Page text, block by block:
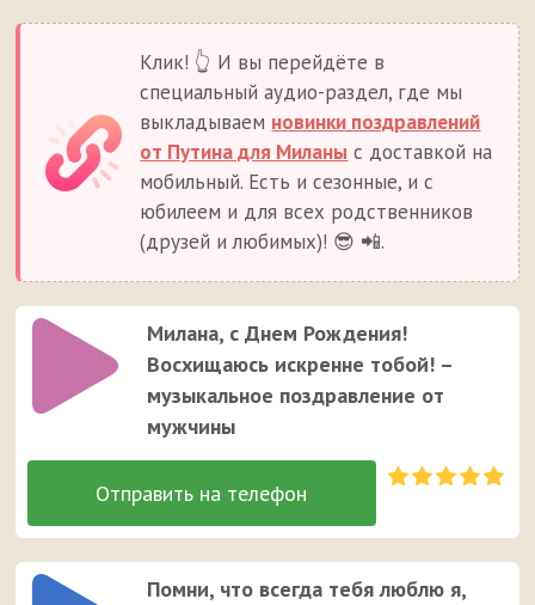
Клик! 👆 И вы перейдёте в
специальный аудио-раздел, где мы
выкладываем новинки поздравлений
от Путина для Миланы с доставкой на
мобильный. Есть и сезонные, и с
юбилеем и для всех родственников
(друзей и любимых)! 😎 📲.
Милана, с Днем Рождения!
Восхищаюсь искренне тобой! –
музыкальное поздравление от
мужчины
Помни, что всегда тебя люблю я,